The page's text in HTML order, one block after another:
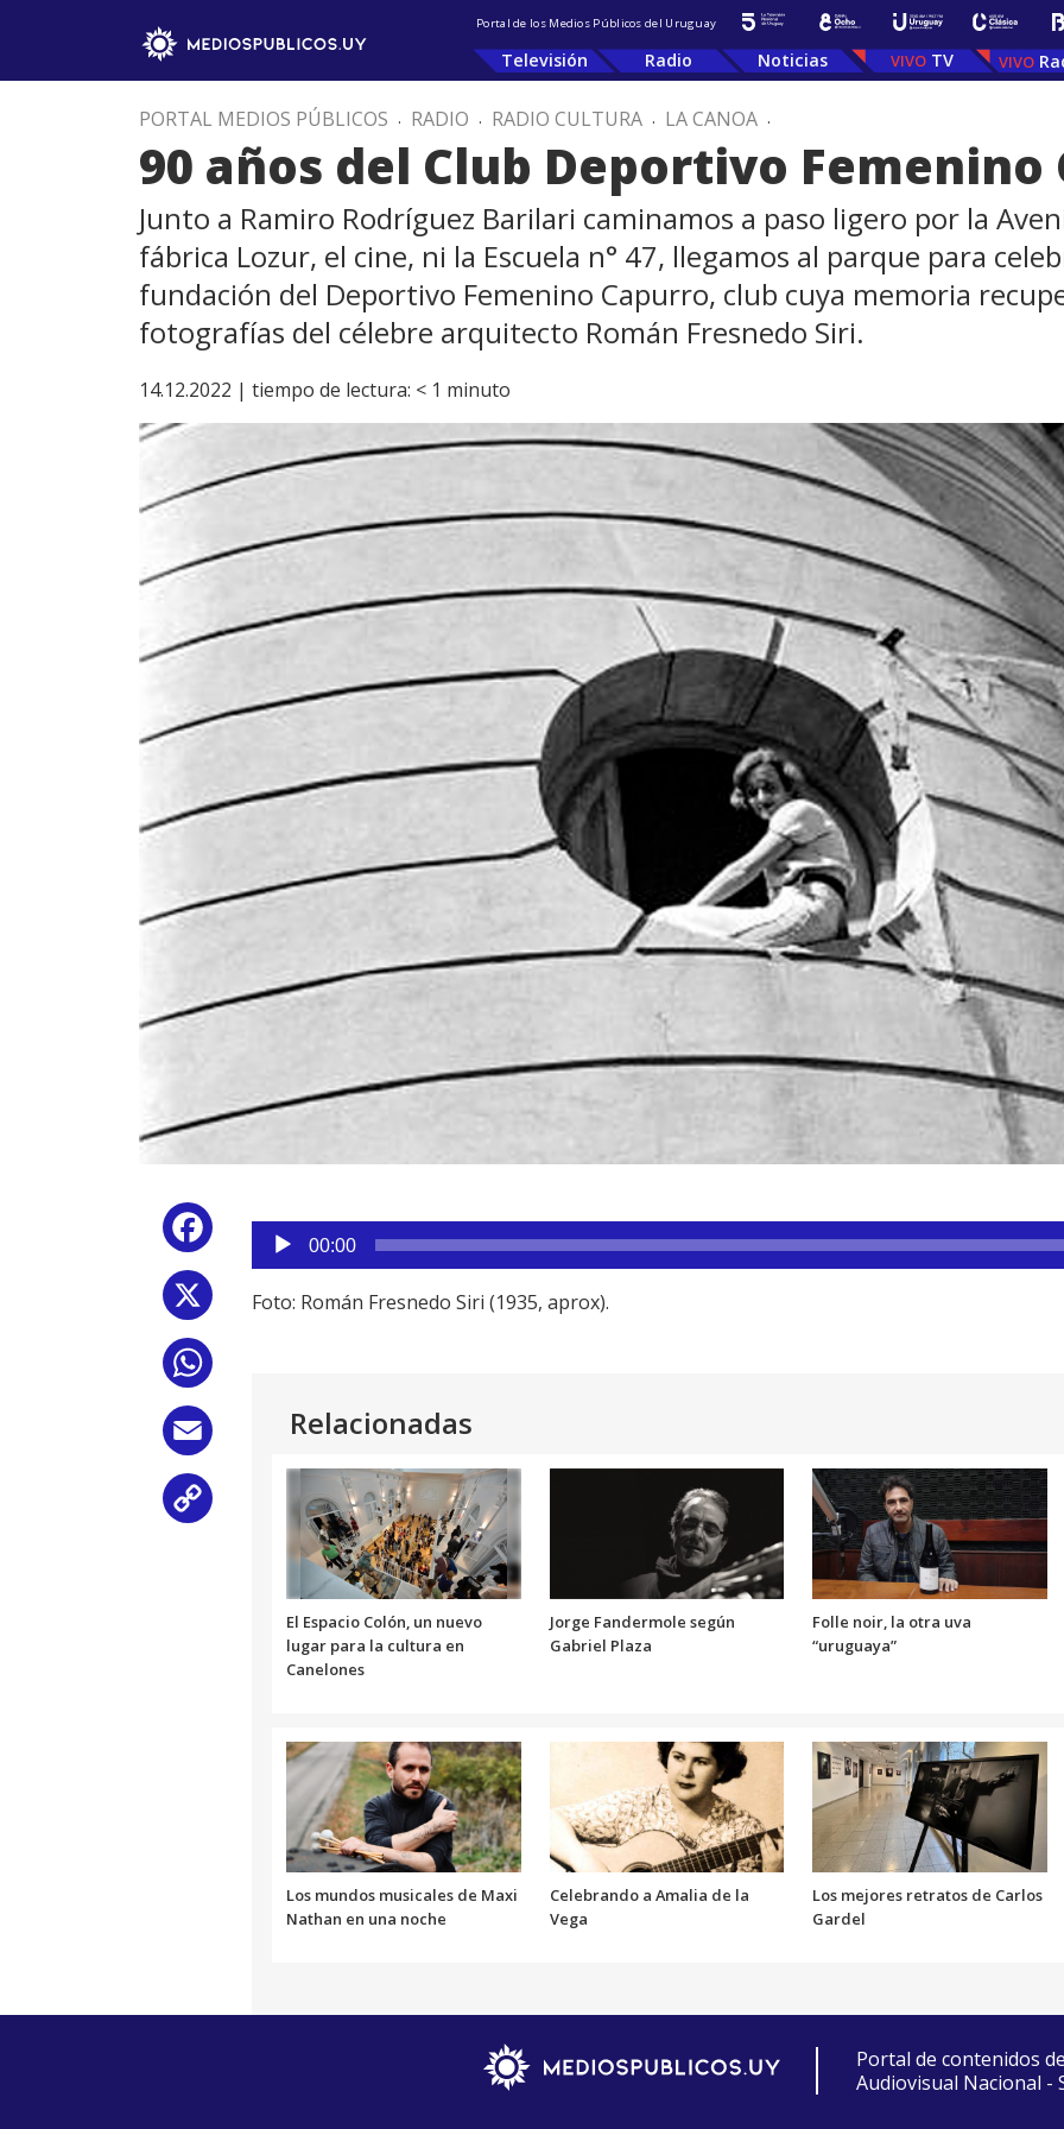
Portal de los Medios Públicos del Uruguay
Televisión Radio Noticias TV
PORTAL MEDIOS PÚBLICOS . RADIO . RADIO CULTURA . LA CANOA .
90 años del Club Deportivo Femenino
Junto a Ramiro Rodríguez Barilari caminamos a paso ligero por la
fábrica Lozur, el cine, ni la Escuela n° 47, llegamos al parque para
fundación del Deportivo Femenino Capurro, club cuya memoria
fotografías del célebre arquitecto Román Fresnedo Siri.
14.12.2022 | tiempo de lectura: < 1 minuto
Facebook
Reproductor
audio
00:00
Foto: Román Fresnedo Siri (1935, aprox).
Relacionadas
El Espacio Colón, un nuevo
lugar para la cultura en
Canelones
Jorge Fandermole según
Gabriel Plaza
Folle noir, la otra uva
“uruguaya”
Los mundos musicales de Maxi
Nathan en una noche
Celebrando a Amalia de la
Vega
Los mejores retratos de Carlos
Gardel
Portal de contenidos
Audiovisual Nacional -